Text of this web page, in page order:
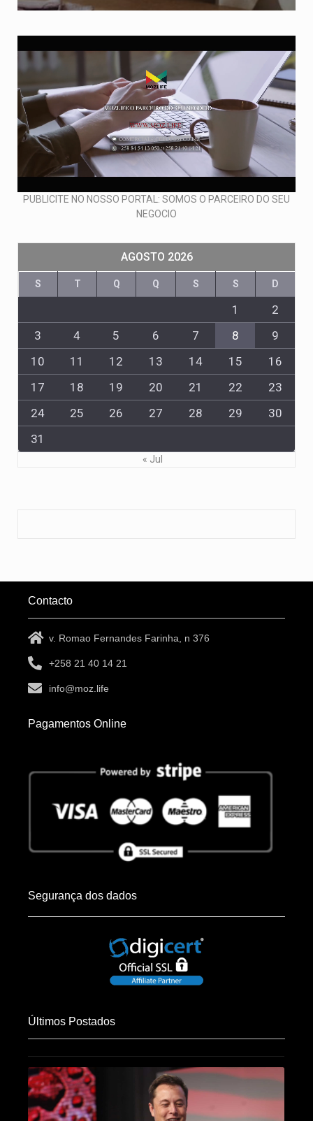
PUBLICITE NO NOSSO PORTAL: SOMOS O PARCEIRO DO SEU
NEGOCIO
AGOSTO 2026
S T Q Q S S D
1
2
3
4 5 6 7 8
9
10
11 12 13 14 15
16
17
18 19 20 21 22
23
24
25 26 27 28 29
30
31
« Jul
Contacto
v. Romao Fernandes Farinha, n 376
+258 21 40 14 21
info@moz.life
Pagamentos Online
Segurança dos dados
Últimos Postados